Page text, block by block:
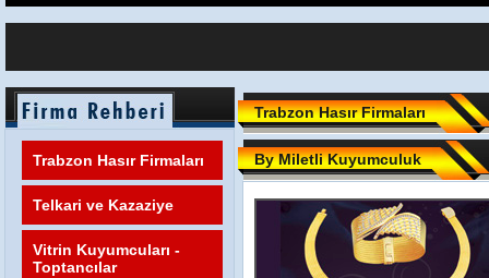
Trabzon Hasır Firmaları
Telkari ve Kazaziye
Vitrin Kuyumcuları -
Toptancılar
Trabzon Hasır Firmaları
By Miletli Kuyumculuk